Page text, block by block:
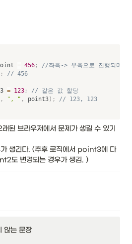
= 456 ;
//좌측-> 우측으로 진행되며
; // 456
= 123 ;
// 같은 값 할당
, ", " , point3 ) ; // 123, 123
된 브라우저에서 문제가 생길 수 있기
생긴다. (추후 로직에서 point3에 다
도 변경되는 경우가 생김. )
않는 문장